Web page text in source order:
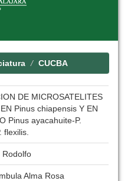
CUCBA
DE MICROSATELITES
Pinus chiapensis Y EN
Pinus ayacahuite-P.
flexilis.
Rodolfo
Alma Rosa